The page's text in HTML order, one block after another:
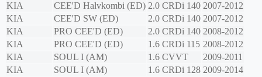
KIA
CEE'D Halvkombi (ED) 2.0 CRDi 140 2007-2012
KIA
CEE'D SW (ED) 2.0 CRDi 140 2007-2012
KIA
PRO CEE'D (ED) 2.0 CRDi 140 2008-2012
KIA
PRO CEE'D (ED) 1.6 CRDi 115 2008-2012
KIA
SOUL I (AM) 1.6 CVVT
2009-2011
KIA
SOUL I (AM) 1.6 CRDi 128 2009-2014